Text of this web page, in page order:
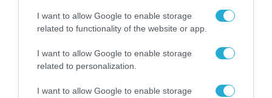
I want to allow Google to enable storage
related to functionality of the website or app.
I want to allow Google to enable storage
related to personalization.
I want to allow Google to enable storage
Partners): Μέσα στους επόμενους
μήνες η νέα επένδυση μας στην